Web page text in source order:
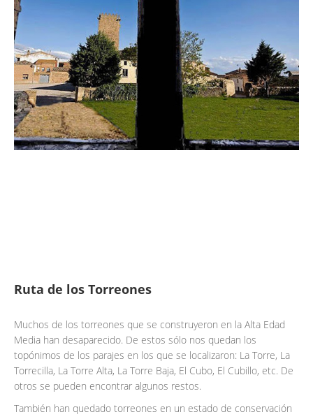
Ruta de los Torreones
Muchos de los torreones que se construyeron en la Alta Edad
Media han desaparecido. De estos sólo nos quedan los
topónimos de los parajes en los que se localizaron: La Torre, La
Torrecilla, La Torre Alta, La Torre Baja, El Cubo, El Cubillo, etc. De
otros se pueden encontrar algunos restos.
También han quedado torreones en un estado de conservación